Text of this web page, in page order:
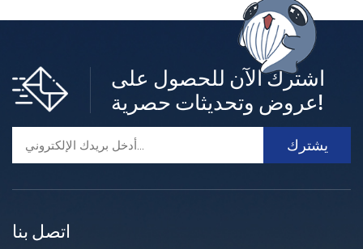
اشترك الآن للحصول على
عروض وتحديثات حصرية!
اتصل بنا